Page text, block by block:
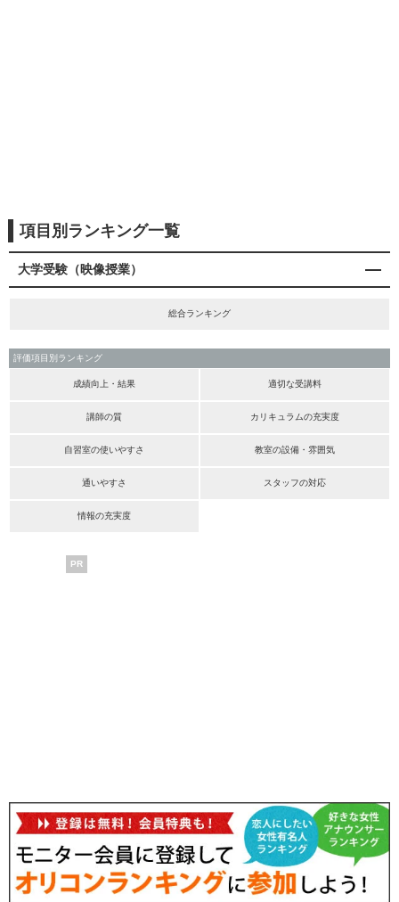
項目別ランキング一覧
大学受験（映像授業）
総合ランキング
評価項目別ランキング
成績向上・結果 適切な受講料
講師の質 カリキュラムの充実度
自習室の使いやすさ 教室の設備・雰囲気
通いやすさ スタッフの対応
情報の充実度
PR